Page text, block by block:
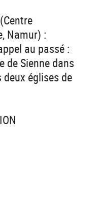
Namur) :
au passé :
de Sienne dans
deux églises de